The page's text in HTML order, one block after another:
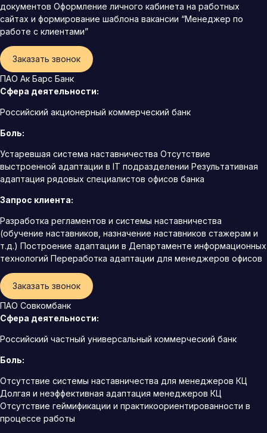
документов Оформление личного кабинета на работных
сайтах и формирование шаблона вакансии “Менеджер по
работе с клиентами”
Заказать звонок
ПАО Ак Барс Банк
Сфера деятельности:
Российский акционерный коммерческий банк
Боль:
Устаревшая система наставничества Отсутствие
выстроенной адаптации в IT подразделении Результативная
адаптация рядовых специалистов офисов банка
Запрос клиента:
Разработка регламентов и системы наставничества
(обучение наставников, назначение наставников стажерам и
т.д.) Построение адаптации в Департаменте информационных
технологий Переработка адаптации для менеджеров офисов
Заказать звонок
ПАО Совкомбанк
Сфера деятельности:
Российский частный универсальный коммерческий банк
Боль:
Отсутствие системы наставничества для менеджеров КЦ
Долгая и неэффективная адаптация менеджеров КЦ
Отсутствие геймификации и практикоориентированности в
процессе работы